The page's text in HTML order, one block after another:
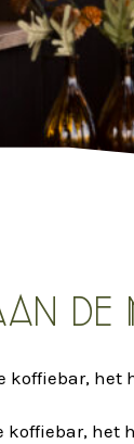
koffiebar, het
het